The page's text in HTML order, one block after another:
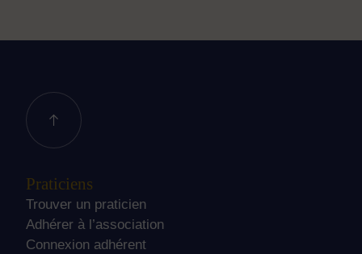
Praticiens
Trouver un praticien
Adhérer à l’association
Connexion adhérent